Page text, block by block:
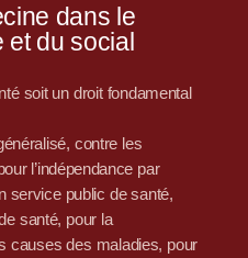
dans le
et du social
soit un droit fondamental
contre les
l’indépendance par
service public de santé,
santé, pour la
causes des maladies, pour